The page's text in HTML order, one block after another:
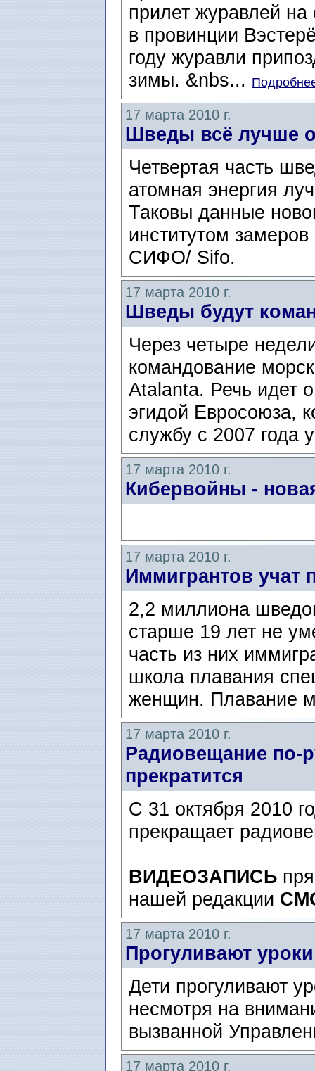
прилет журавлей
в провинции
году журавли
зимы. &nbs...
17 марта 2010 г.
Шведы всё лучше
Четвертая часть
атомная энергия
Таковы данные
институтом
СИФО/ Sifo.
17 марта 2010 г.
Шведы будут
Через четыре
командование
Atalanta. Речь идет
эгидой Евросоюза,
службу с 2007 года
17 марта 2010 г.
Кибервойны -
17 марта 2010 г.
Иммигрантов учат
2,2 миллиона
старше 19 лет не
часть из них
школа плавания
женщин. Плавание
17 марта 2010 г.
Радиовещание по-
прекратится
С 31 октября 2010
прекращает
ВИДЕОЗАПИСЬ
нашей редакции
17 марта 2010 г.
Прогуливают
Дети прогуливают
несмотря на
вызванной
17 марта 2010 г.